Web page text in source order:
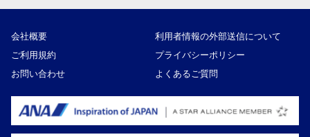
会社概要
利用者情報の外部送信について
ご利用規約
プライバシーポリシー
お問い合わせ
よくあるご質問